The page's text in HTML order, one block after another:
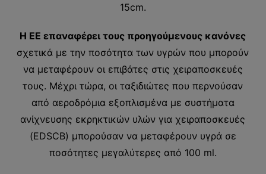
15cm.
Η ΕΕ επαναφέρει τους προηγούμενους κανόνες
σχετικά με την ποσότητα των υγρών που μπορούν
να μεταφέρουν οι επιβάτες στις χειραποσκευές
τους. Μέχρι τώρα, οι ταξιδιώτες που περνούσαν
από αεροδρόμια εξοπλισμένα με συστήματα
ανίχνευσης εκρηκτικών υλών για χειραποσκευές
(EDSCB) μπορούσαν να μεταφέρουν υγρά σε
ποσότητες μεγαλύτερες από 100 ml.